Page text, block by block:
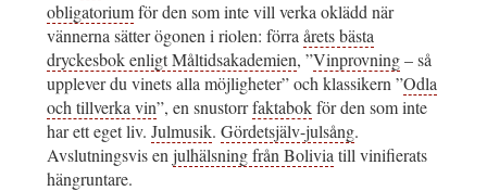
obligatoriumför den som inte vill verka oklädd när
vännerna sätter ögonen i riolen: förra årets bästa
dryckesbok enligt Måltidsakademien, ”Vinprovning– så
upplever du vinets alla möjligheter” och klassikern ”Odla
och tillverka vin”, en snustorrfaktabokför den som inte
har ett eget liv. Julmusik. Gördetsjälv-julsång.
Avslutningsvis en julhälsning från Bolivia till vinifierats
hängruntare.